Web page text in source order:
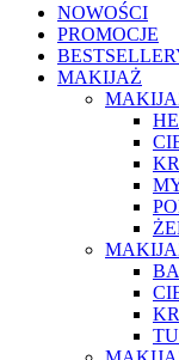
NOWOŚCI
PROMOCJE
MAKIJAŻ